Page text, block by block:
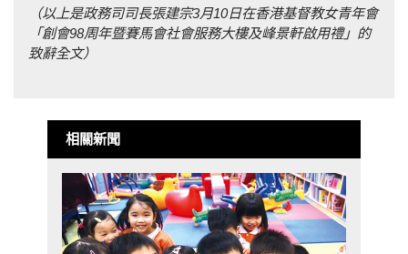
（以上是政務司司長張建宗3月10日在香港基督教女青年會
「創會98周年暨賽馬會社會服務大樓及峰景軒啟用禮」 的
致辭全文）
相關新聞